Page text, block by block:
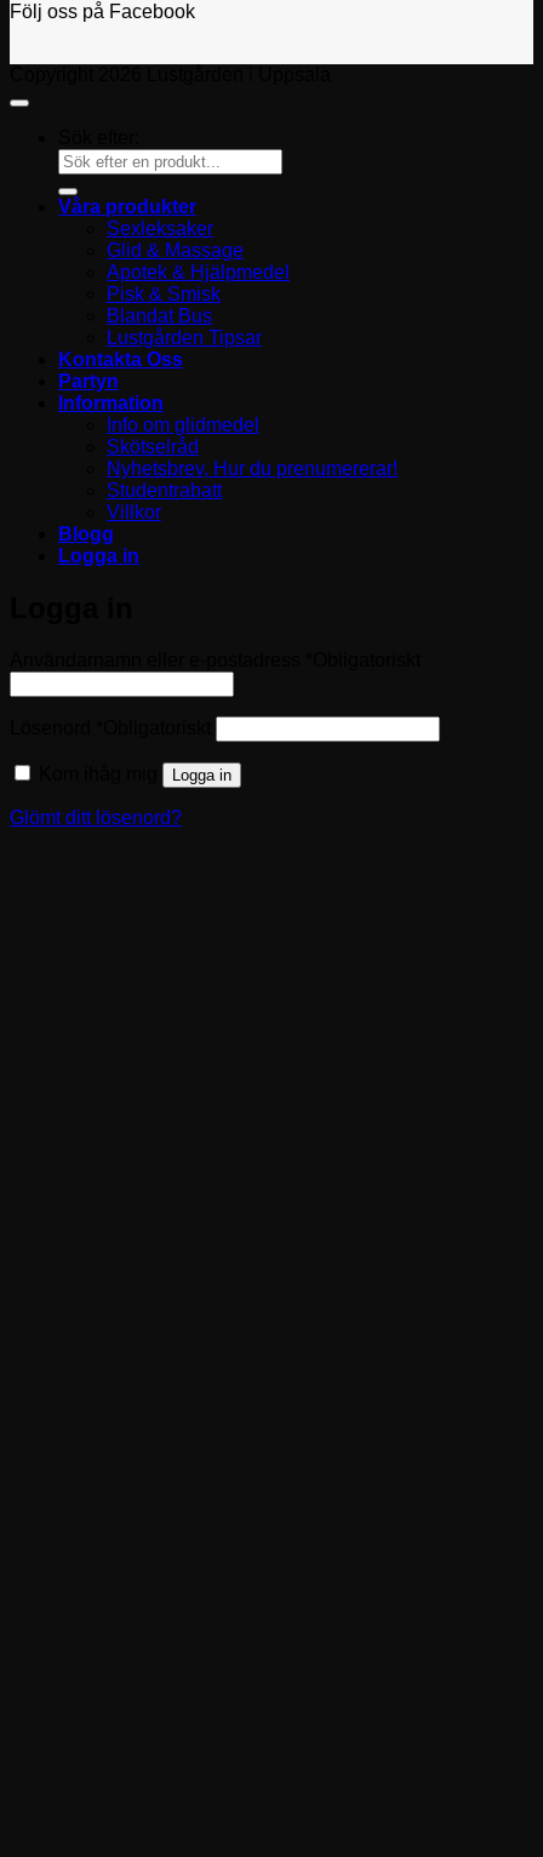
Följ oss på Facebook
Våra produkter
Sexleksaker
Glid & Massage
Apotek & Hjälpmedel
Pisk & Smisk
Blandat Bus
Lustgården Tipsar
Kontakta Oss
Partyn
Information
Info om glidmedel
Skötselråd
Nyhetsbrev, Hur du prenumererar!
Studentrabatt
Villkor
Blogg
Logga in
Logga in
Glömt ditt lösenord?